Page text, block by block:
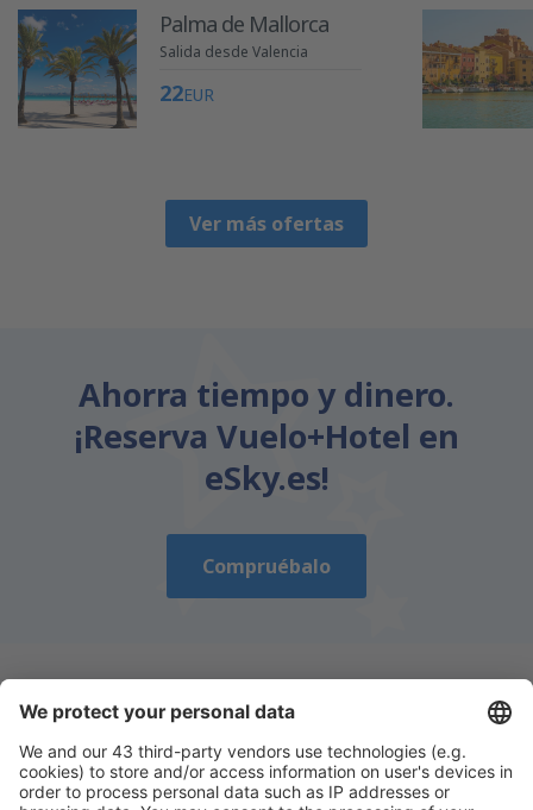
Palma de Mallorca
Salida desde Valencia
22EUR
Ver más ofertas
Ahorra tiempo y dinero.
¡Reserva Vuelo+Hotel en
eSky.es!
Compruébalo